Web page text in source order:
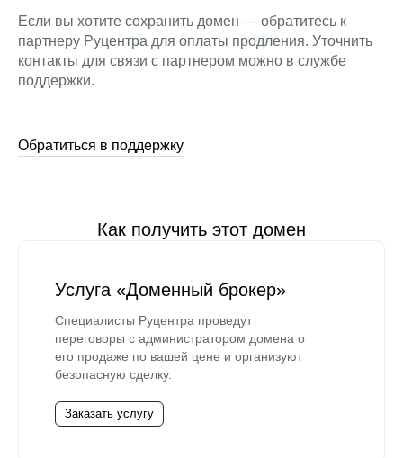
Если вы хотите сохранить домен — обратитесь к
партнеру Руцентра для оплаты продления. Уточнить
контакты для связи с партнером можно в службе
поддержки.
Обратиться в поддержку
Как получить этот домен
Услуга «Доменный брокер»
Специалисты Руцентра проведут
переговоры с администратором домена о
его продаже по вашей цене и организуют
безопасную сделку.
Заказать услугу